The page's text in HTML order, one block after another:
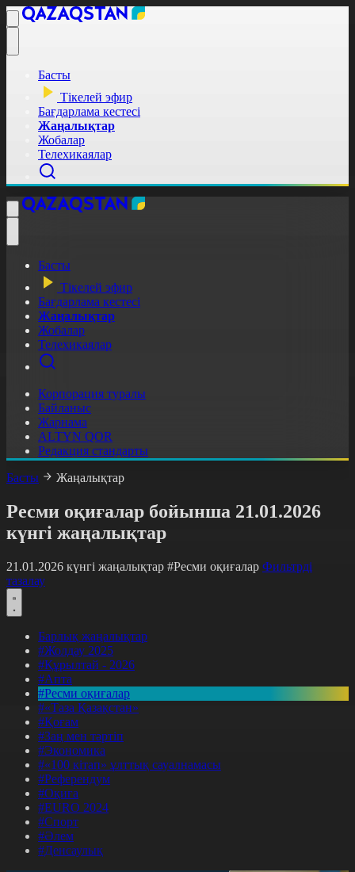
Басты
Тікелей эфир
Бағдарлама кестесі
Жаңалықтар
Жобалар
Телехикаялар
Басты
Тікелей эфир
Бағдарлама кестесі
Жаңалықтар
Жобалар
Телехикаялар
Корпорация туралы
Байланыс
Жарнама
ALTYN QOR
Редакция стандарты
Басты
Жаңалықтар
Ресми оқиғалар бойынша 21.01.2026
күнгі жаңалықтар
21.01.2026 күнгі жаңалықтар #Ресми оқиғалар Фильтрді
тазалау
Барлық жаңалықтар
#Жолдау 2025
#Құрылтай - 2026
#Апта
#Ресми оқиғалар
#«Таза Қазақстан»
#Қоғам
#Заң мен тәртіп
#Экономика
#«100 кітап» ұлттық сауалнамасы
#Референдум
#Оқиға
#EURO 2024
#Спорт
#Әлем
#Денсаулық